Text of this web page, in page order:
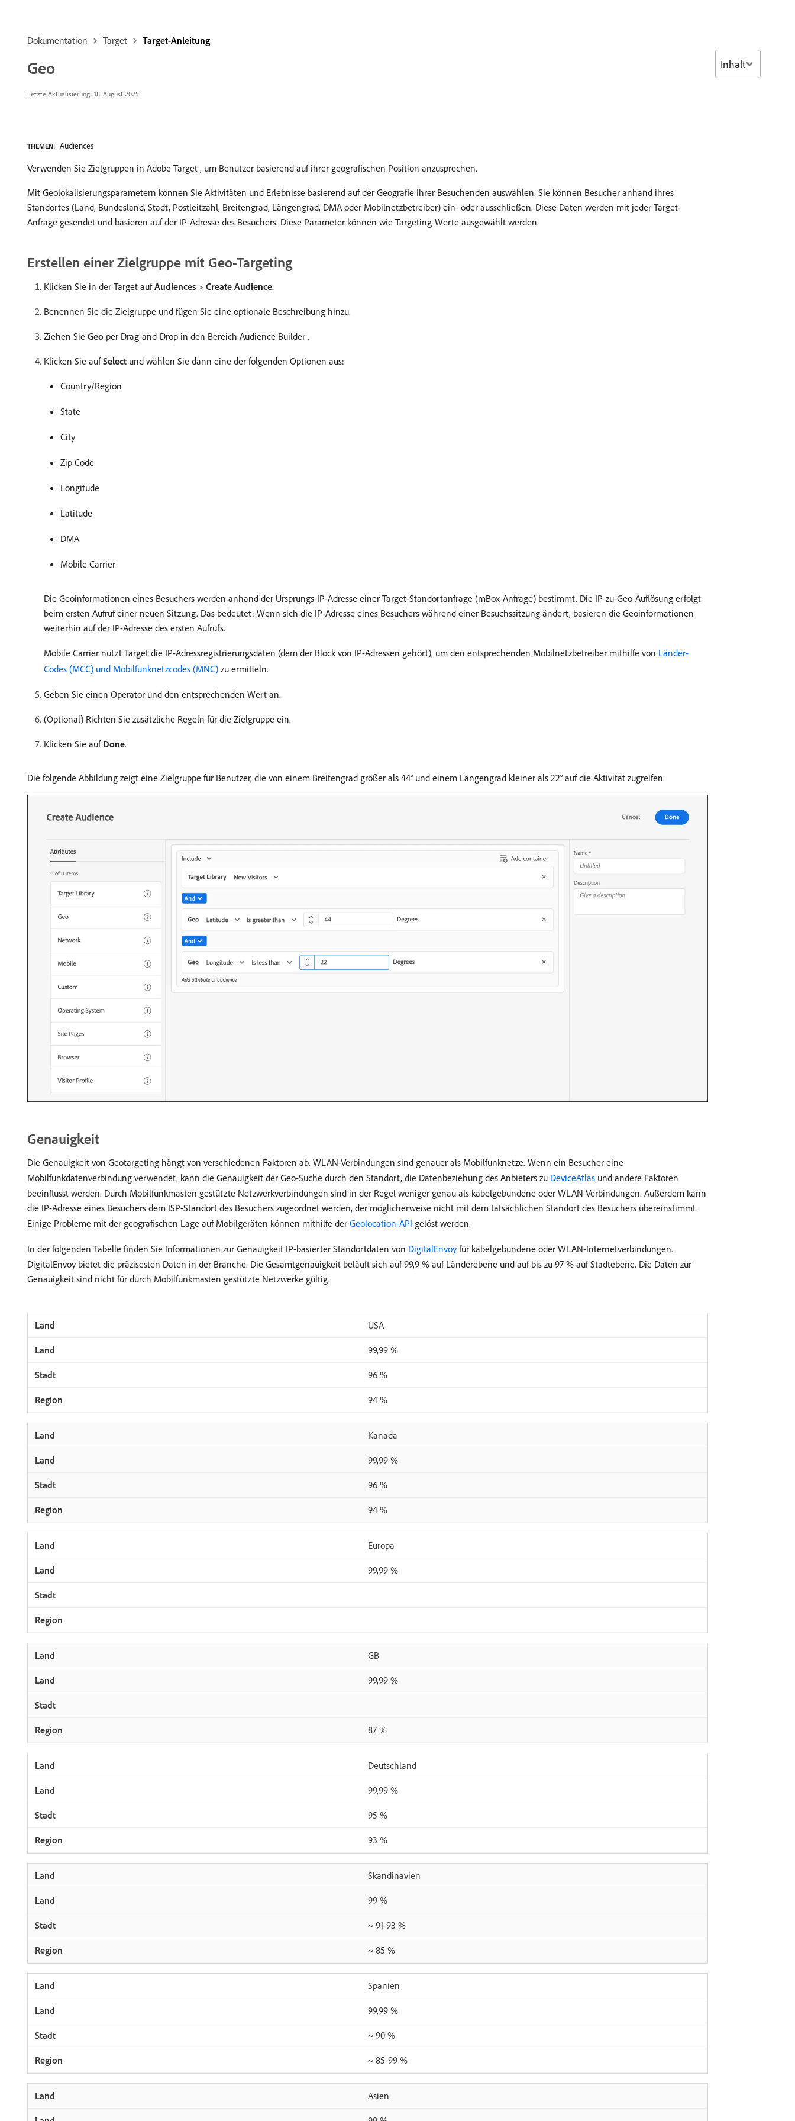
Dokumentation Target Target-Anleitung
Geo
Letzte Aktualisierung: 18. August 2025
THEMEN: Audiences
Verwenden Sie Zielgruppen in Adobe Target , um Benutzer basierend auf ihrer geografischen Position anzusprechen.
Mit Geolokalisierungsparametern können Sie Aktivitäten und Erlebnisse basierend auf der Geografie Ihrer Besuchenden auswählen. Sie können Besucher anhand ihres
Standortes (Land, Bundesland, Stadt, Postleitzahl, Breitengrad, Längengrad, DMA oder Mobilnetzbetreiber) ein- oder ausschließen. Diese Daten werden mit jeder Target-
Anfrage gesendet und basieren auf der IP-Adresse des Besuchers. Diese Parameter können wie Targeting-Werte ausgewählt werden.
Erstellen einer Zielgruppe mit Geo-Targeting
Klicken Sie in der Target aufAudiences > Create Audience.
Benennen Sie die Zielgruppe und fügen Sie eine optionale Beschreibung hinzu.
Ziehen Sie Geo per Drag-and-Drop in den Bereich Audience Builder .
Klicken Sie aufSelect und wählen Sie dann eine der folgenden Optionen aus:
Country/Region
State
City
Zip Code
Longitude
Latitude
DMA
Mobile Carrier
Die Geoinformationen eines Besuchers werden anhand der Ursprungs-IP-Adresse einer Target-Standortanfrage (mBox-Anfrage) bestimmt. Die IP-zu-Geo-Auflösung erfolgt
beim ersten Aufruf einer neuen Sitzung. Das bedeutet: Wenn sich die IP-Adresse eines Besuchers während einer Besuchssitzung ändert, basieren die Geoinformationen
weiterhin auf der IP-Adresse des ersten Aufrufs.
Mobile Carrier nutzt Target die IP-Adressregistrierungsdaten (dem der Block von IP-Adressen gehört), um den entsprechenden Mobilnetzbetreiber mithilfe von Länder-
Codes (MCC) und Mobilfunknetzcodes (MNC) zu ermitteln.
Geben Sie einen Operator und den entsprechenden Wert an.
(Optional) Richten Sie zusätzliche Regeln für die Zielgruppe ein.
Klicken Sie auf Done.
Die folgende Abbildung zeigt eine Zielgruppe für Benutzer, die von einem Breitengrad größer als 44° und einem Längengrad kleiner als 22° auf die Aktivität zugreifen.
Genauigkeit
Die Genauigkeit von Geotargeting hängt von verschiedenen Faktoren ab. WLAN-Verbindungen sind genauer als Mobilfunknetze. Wenn ein Besucher eine
Mobilfunkdatenverbindung verwendet, kann die Genauigkeit der Geo-Suche durch den Standort, die Datenbeziehung des Anbieters zu DeviceAtlas und andere Faktoren
beeinflusst werden. Durch Mobilfunkmasten gestützte Netzwerkverbindungen sind in der Regel weniger genau als kabelgebundene oder WLAN-Verbindungen. Außerdem kann
die IP-Adresse eines Besuchers dem ISP-Standort des Besuchers zugeordnet werden, der möglicherweise nicht mit dem tatsächlichen Standort des Besuchers übereinstimmt.
Einige Probleme mit der geografischen Lage auf Mobilgeräten können mithilfe der Geolocation-API gelöst werden.
In der folgenden Tabelle finden Sie Informationen zur Genauigkeit IP-basierter Standortdaten von DigitalEnvoyfür kabelgebundene oder WLAN-Internetverbindungen.
DigitalEnvoy bietet die präzisesten Daten in der Branche. Die Gesamtgenauigkeit beläuft sich auf 99,9 % auf Länderebene und auf bis zu 97 % auf Stadtebene. Die Daten zur
Genauigkeit sind nicht für durch Mobilfunkmasten gestützte Netzwerke gültig.
USA
99,99 %
96 %
94 %
Kanada
99,99 %
96 %
94 %
Europa
99,99 %
GB
99,99 %
87 %
Deutschland
99,99 %
95 %
93 %
Skandinavien
99 %
~ 91-93 %
~ 85 %
Spanien
99,99 %
~ 90 %
~ 85-99 %
Asien
Inhalt